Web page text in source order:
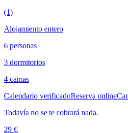
(1)
Alojamiento entero
6 personas
3 dormitorios
4 camas
Calendario verificadoReserva online
Todavía no se te cobrará nada.
29 €